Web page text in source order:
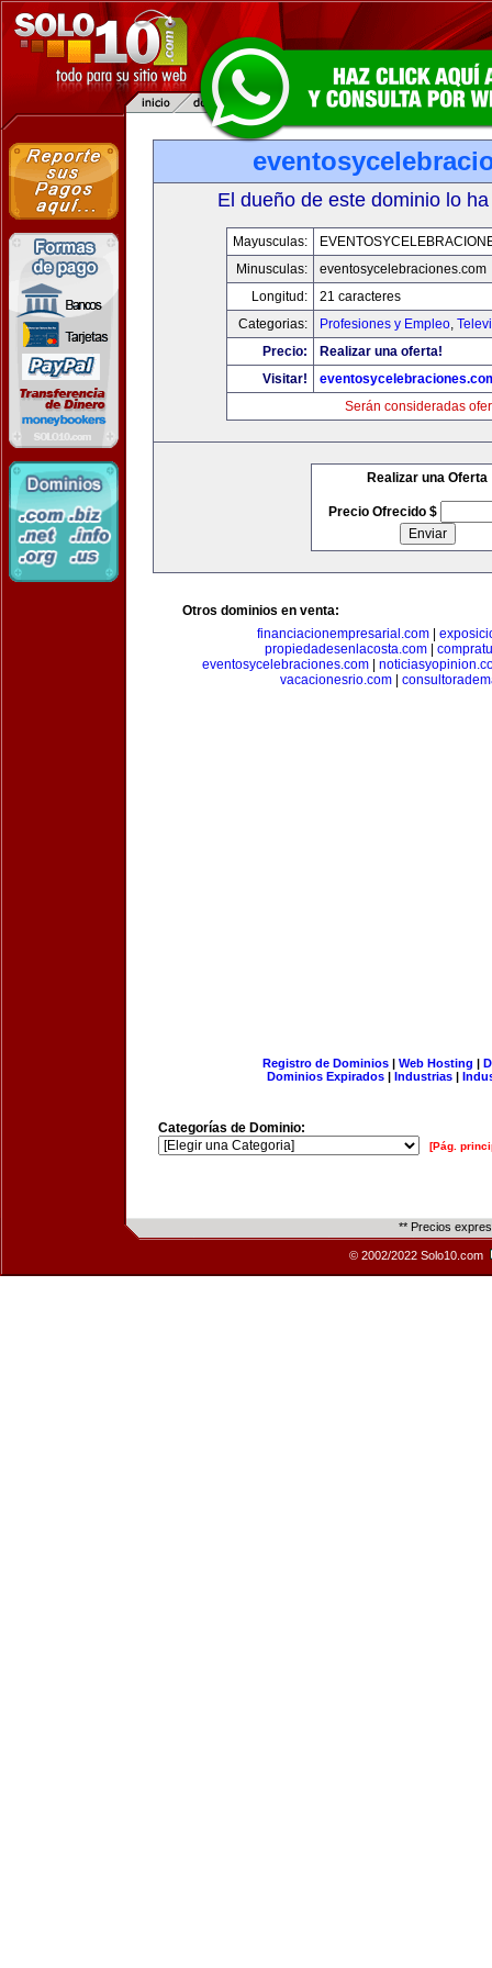
El dueño de este dominio lo
Mayusculas:
Minusculas:
eventosycelebraciones.com
Longitud:
21 caracteres
Categorias:
Profesiones y Empleo,
Precio:
Realizar una oferta!
Visitar!
Serán consideradas
Realizar una Oferta
Precio Ofrecido $
Otros dominios en venta:
financiacionempresarial.com
propiedadesenlacosta.com
eventosycelebraciones.com|
vacacionesrio.com
Registro de Dominios| Web Hosting |
Dominios Expirados | Industrias |
Categorías de Dominio:
[Pág.
** Precios
© 2002/2022 Solo10.com